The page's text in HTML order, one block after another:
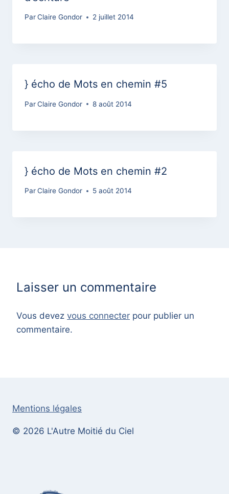
ParClaire Gondor 2 juillet 2014
} écho de Mots en chemin #5
ParClaire Gondor 8 août 2014
} écho de Mots en chemin #2
ParClaire Gondor 5 août 2014
Laisser un commentaire
Vous devez vous connecter pour publier un
commentaire.
Mentions légales
© 2026 L'Autre Moitié du Ciel